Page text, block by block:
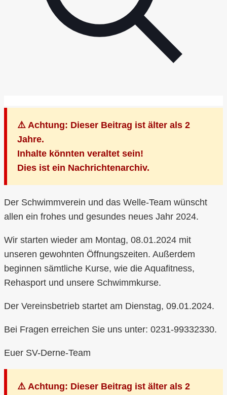
⚠️ Achtung: Dieser Beitrag ist älter als 2
Jahre.
Inhalte könnten veraltet sein!
Dies ist ein Nachrichtenarchiv.
Der Schwimmverein und das Welle-Team wünscht
allen ein frohes und gesundes neues Jahr 2024.
Wir starten wieder am Montag, 08.01.2024 mit
unseren gewohnten Öffnungszeiten. Außerdem
beginnen sämtliche Kurse, wie die Aquafitness,
Rehasport und unsere Schwimmkurse.
Der Vereinsbetrieb startet am Dienstag, 09.01.2024.
Bei Fragen erreichen Sie uns unter: 0231-99332330.
Euer SV-Derne-Team
⚠️ Achtung: Dieser Beitrag ist älter als 2